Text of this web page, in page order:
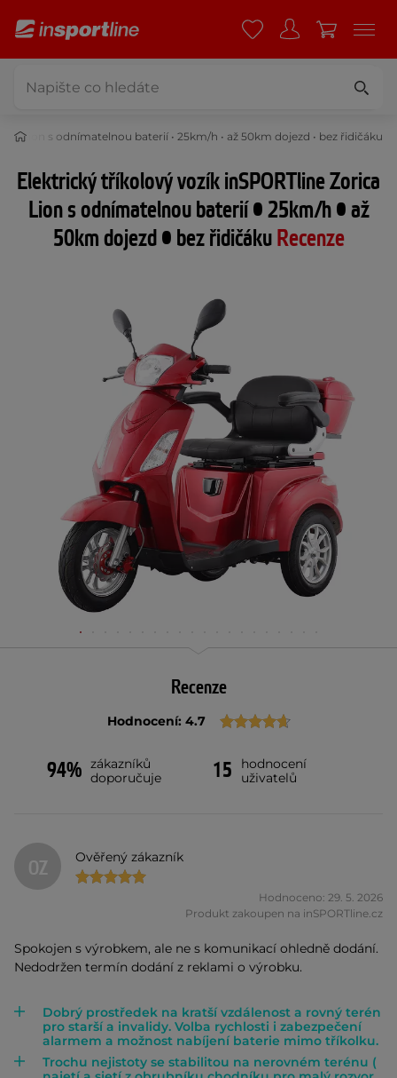
Lion s odnímatelnou baterií • 25km/h • až 50km dojezd • bez řidičáku
Elektrický tříkolový vozík inSPORTline Zorica
Lion s odnímatelnou baterií • 25km/h • až
50km dojezd • bez řidičákuRecenze
Recenze
Hodnocení: 4.7
94% zákazníků
doporučuje
15
hodnocení
uživatelů
OZ Ověřený zákazník
Hodnoceno: 29. 5. 2026
Produkt zakoupen na inSPORTline.cz
Spokojen s výrobkem, ale ne s komunikací ohledně dodání.
Nedodržen termín dodání z reklami o výrobku.
Dobrý prostředek na kratší vzdálenost a rovný terén
pro starší a invalidy. Volba rychlosti i zabezpečení
alarmem a možnost nabíjení baterie mimo tříkolku.
Trochu nejistoty se stabilitou na nerovném terénu (